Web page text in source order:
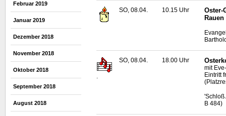
Februar 2019
Januar 2019
Dezember 2018
November 2018
Oktober 2018
September 2018
August 2018
SO, 08.04. 10.15 Uhr
Oster-
Rauen
.
SO, 08.04. 18.00 Uhr
mit
Eintritt
'Schloß
B 484)